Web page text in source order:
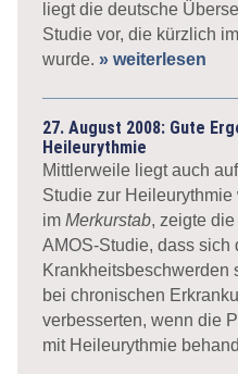
liegt die deutsche
Studie vor, die kürzlich im
wurde. » weiterlesen
27. August 2008: Gute
Heileurythmie
Mittlerweile liegt auch
Studie zur
im Merkurstab, zeigte
AMOS-Studie, dass sich
Krankheitsbeschwerden
bei chronischen
verbesserten, wenn die
mit Heileurythmie